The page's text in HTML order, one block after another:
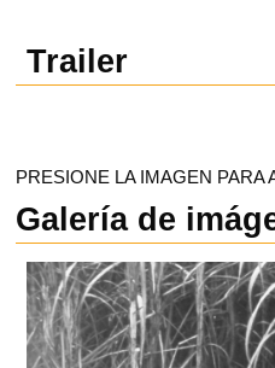
Trailer
PRESIONE LA IMAGEN PARA
Galería de